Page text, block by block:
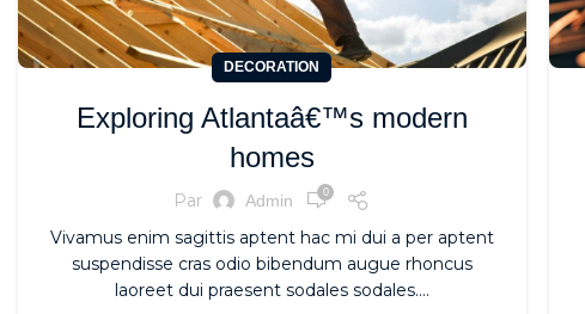
DECORATION
Exploring Atlantaâ€™s modern
homes
Par Admin 0
Vivamus enim sagittis aptent hac mi dui a per aptent
suspendisse cras odio bibendum augue rhoncus
laoreet dui praesent sodales sodales....